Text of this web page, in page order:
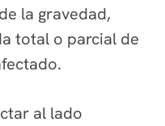
la gravedad,
total o parcial de
al lado